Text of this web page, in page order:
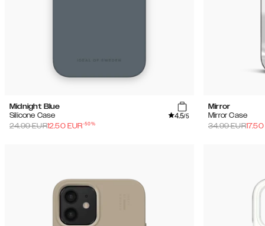
Midnight Blue
Silicone Case
4.5/5
24.99EUR12.50 EUR-50%
Mirror
Mirror Case
34.99EUR17.50